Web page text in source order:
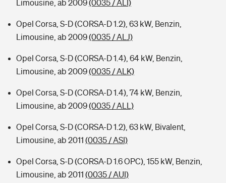
Limousine, ab 2009(0035 / ALI)
Opel Corsa, S-D (CORSA-D 1.2), 63 kW, Benzin,
Limousine, ab 2009(0035 / ALJ)
Opel Corsa, S-D (CORSA-D 1.4), 64 kW, Benzin,
Limousine, ab 2009(0035 / ALK)
Opel Corsa, S-D (CORSA-D 1.4), 74 kW, Benzin,
Limousine, ab 2009(0035 / ALL)
Opel Corsa, S-D (CORSA-D 1.2), 63 kW, Bivalent,
Limousine, ab 2011 (0035 / ASI)
Opel Corsa, S-D (CORSA-D 1.6 OPC), 155 kW, Benzin,
Limousine, ab 2011 (0035 / AUI)